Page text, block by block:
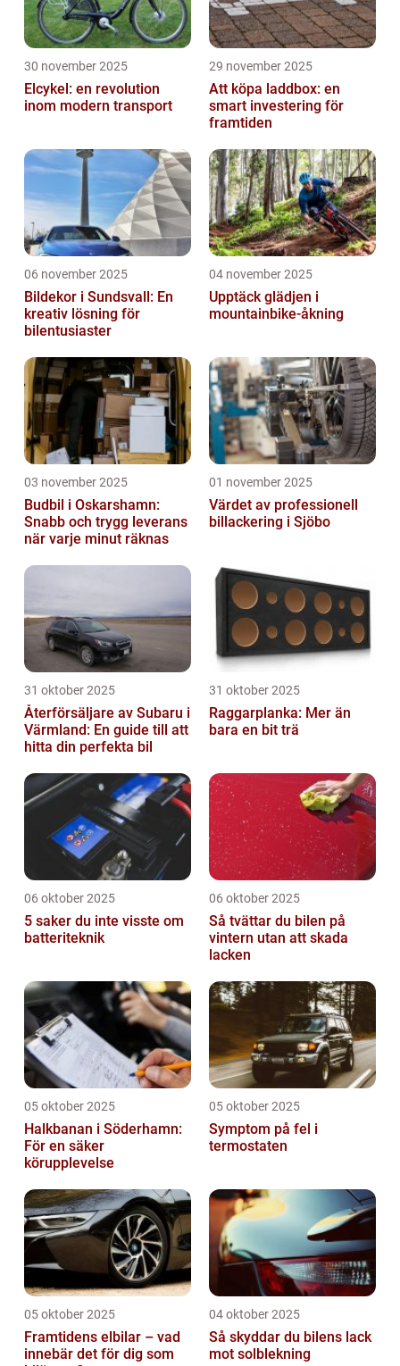
30 november 2025
Elcykel: en revolution
inom modern transport
29 november 2025
Att köpa laddbox: en
smart investering för
framtiden
06 november 2025
Bildekor i Sundsvall: En
kreativ lösning för
bilentusiaster
04 november 2025
Upptäck glädjen i
mountainbike-åkning
03 november 2025
Budbil i Oskarshamn:
Snabb och trygg leverans
när varje minut räknas
01 november 2025
Värdet av professionell
billackering i Sjöbo
31 oktober 2025
Återförsäljare av Subaru i
Värmland: En guide till att
hitta din perfekta bil
31 oktober 2025
Raggarplanka: Mer än
bara en bit trä
06 oktober 2025
5 saker du inte visste om
batteriteknik
06 oktober 2025
Så tvättar du bilen på
vintern utan att skada
lacken
05 oktober 2025
Halkbanan i Söderhamn:
För en säker
körupplevelse
05 oktober 2025
Symptom på fel i
termostaten
05 oktober 2025
Framtidens elbilar – vad
innebär det för dig som
04 oktober 2025
Så skyddar du bilens lack
mot solblekning